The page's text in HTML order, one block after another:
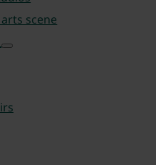
scene